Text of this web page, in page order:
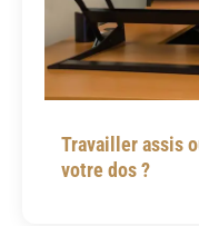
Travailler assis
votre dos ?